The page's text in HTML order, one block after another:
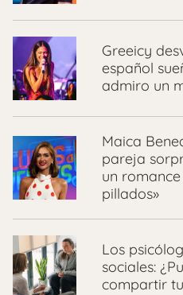
Greeicy
español
admiro un
Maica
pareja
un
pillados»
Los
sociales:
compartir